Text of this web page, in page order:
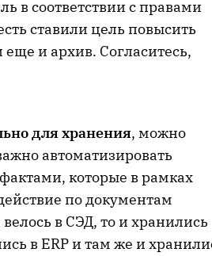
в соответствии с правами
ставили цель повысить
и архив. Согласитесь,
для хранения, можно
автоматизировать
которые в рамках
по документам
в СЭД, то и хранились
в ERP и там же и